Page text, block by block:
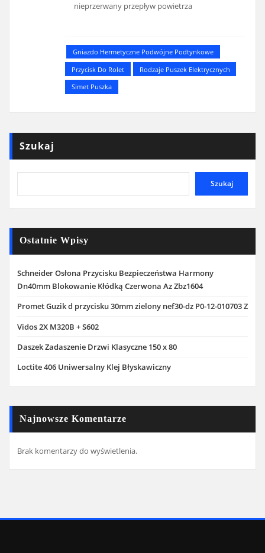
nieprzerwany przepływ powietrza
Gniazdo Hermetyczne Podwójne Podtynkowe
Przycisk Do Rolet
Rodzaje Puszek Elektrycznych
Simet Puszka
Szukaj
Szukaj
Ostatnie Wpisy
Schneider Osłona Przycisku Bezpieczeństwa Harmony
Dn40mm Blokowanie Kłódką Czerwona Az Zbz1604
Promet Guzik d przycisku 30mm zielony nef30-dz P0-12-010703 Z
Vidos 2X M320B + S602
Daszek Zadaszenie Drzwi Klasyczne 150 x 80
Loctite 406 Uniwersalny Klej Błyskawiczny
Najnowsze Komentarze
Brak komentarzy do wyświetlenia.